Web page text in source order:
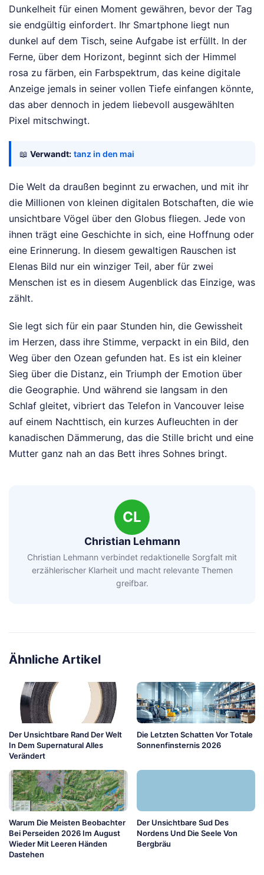
Dunkelheit für einen Moment gewähren, bevor der Tag
sie endgültig einfordert. Ihr Smartphone liegt nun
dunkel auf dem Tisch, seine Aufgabe ist erfüllt. In der
Ferne, über dem Horizont, beginnt sich der Himmel
rosa zu färben, ein Farbspektrum, das keine digitale
Anzeige jemals in seiner vollen Tiefe einfangen könnte,
das aber dennoch in jedem liebevoll ausgewählten
Pixel mitschwingt.
📖 Verwandt: tanz in den mai
Die Welt da draußen beginnt zu erwachen, und mit ihr
die Millionen von kleinen digitalen Botschaften, die wie
unsichtbare Vögel über den Globus fliegen. Jede von
ihnen trägt eine Geschichte in sich, eine Hoffnung oder
eine Erinnerung. In diesem gewaltigen Rauschen ist
Elenas Bild nur ein winziger Teil, aber für zwei
Menschen ist es in diesem Augenblick das Einzige, was
zählt.
Sie legt sich für ein paar Stunden hin, die Gewissheit
im Herzen, dass ihre Stimme, verpackt in ein Bild, den
Weg über den Ozean gefunden hat. Es ist ein kleiner
Sieg über die Distanz, ein Triumph der Emotion über
die Geographie. Und während sie langsam in den
Schlaf gleitet, vibriert das Telefon in Vancouver leise
auf einem Nachttisch, ein kurzes Aufleuchten in der
kanadischen Dämmerung, das die Stille bricht und eine
Mutter ganz nah an das Bett ihres Sohnes bringt.
CL
Christian Lehmann
Christian Lehmann verbindet redaktionelle Sorgfalt mit
erzählerischer Klarheit und macht relevante Themen
greifbar.
Ähnliche Artikel
Der Unsichtbare Rand Der Welt
In Dem Supernatural Alles
Verändert
Die Letzten Schatten Vor Totale
Sonnenfinsternis 2026
Warum Die Meisten Beobachter
Bei Perseiden 2026 Im August
Wieder Mit Leeren Händen
Dastehen
Der Unsichtbare Sud Des
Nordens Und Die Seele Von
Bergbräu